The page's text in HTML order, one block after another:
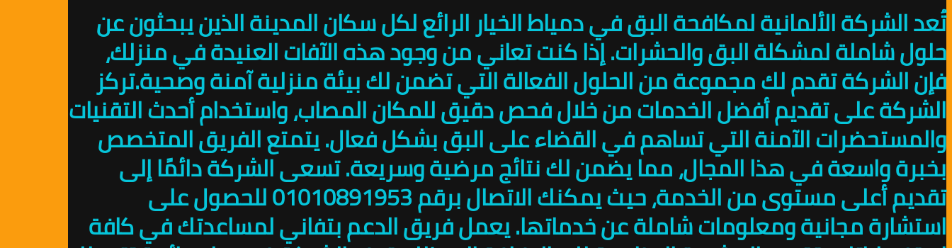
تُعد الشركة الألمانية لمكافحة البق في دمياط الخيار الرائع لكل سكان المدينة الذين يبحثون عن
حلول شاملة لمشكلة البق والحشرات. إذا كنت تعاني من وجود هذه الآفات العنيدة في منزلك،
فإن الشركة تقدم لك مجموعة من الحلول الفعالة التي تضمن لك بيئة منزلية آمنة وصحية.تركز
الشركة على تقديم أفضل الخدمات من خلال فحص دقيق للمكان المصاب، واستخدام أحدث التقنيات
والمستحضرات الآمنة التي تساهم في القضاء على البق بشكل فعال. يتمتع الفريق المتخصص
بخبرة واسعة في هذا المجال، مما يضمن لك نتائج مرضية وسريعة. تسعى الشركة دائمًا إلى
تقديم أعلى مستوى من الخدمة، حيث يمكنك الاتصال برقم 01010891953 للحصول على
استشارة مجانية ومعلومات شاملة عن خدماتها. يعمل فريق الدعم بتفاني لمساعدتك في كافة